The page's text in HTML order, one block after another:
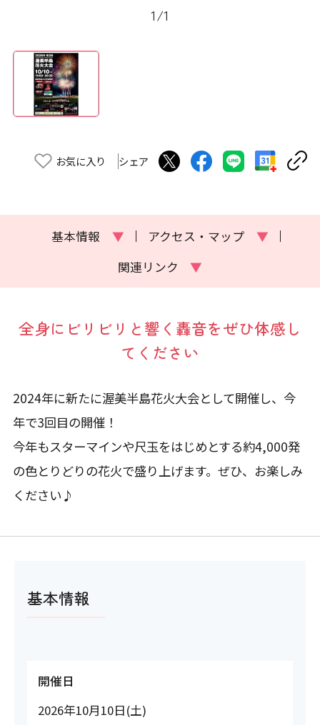
1/1
お気に入り シェア
基本情報 ▼ アクセス・マップ
▼
関連リンク
▼
全身にビリビリと響く轟音をぜひ体感し
てください
2024年に新たに渥美半島花火大会として開催し、今
年で3回目の開催！
今年もスターマインや尺玉をはじめとする約4,000発
の色とりどりの花火で盛り上げます。ぜひ、お楽しみ
ください♪
基本情報
開催日
2026年10月10日(土)